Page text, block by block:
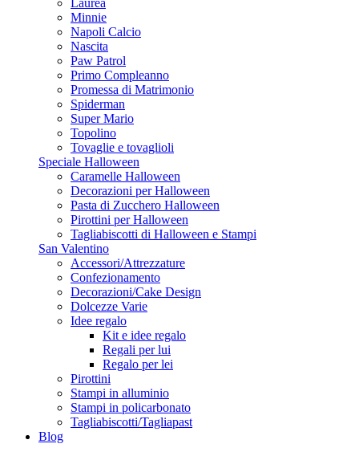
Laurea
Minnie
Napoli Calcio
Nascita
Paw Patrol
Primo Compleanno
Promessa di Matrimonio
Spiderman
Super Mario
Topolino
Tovaglie e tovaglioli
Speciale Halloween
Caramelle Halloween
Decorazioni per Halloween
Pasta di Zucchero Halloween
Pirottini per Halloween
Tagliabiscotti di Halloween e Stampi
San Valentino
Accessori/Attrezzature
Confezionamento
Decorazioni/Cake Design
Dolcezze Varie
Idee regalo
Kit e idee regalo
Regali per lui
Regalo per lei
Pirottini
Stampi in alluminio
Stampi in policarbonato
Tagliabiscotti/Tagliapast
Blog